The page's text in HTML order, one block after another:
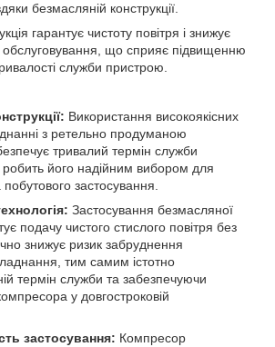
безмасляній конструкції.
гарантує чистоту повітря і знижує
обслуговування, що сприяє підвищенню
служби пристрою.
Використання високоякісних
з ретельно продуманою
тривалий термін служби
його надійним вибором для
застосування.
Застосування безмасляної
подачу чистого стислого повітря без
знижує ризик забруднення
тим самим істотно
термін служби та забезпечуючи
у довгостроковій
застосування: Компресор